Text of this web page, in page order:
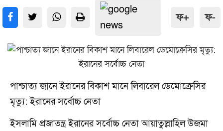
ফ+ ফ-
পাশ্চাত্য জানে ইরানের বিকাশ মানে লিবারেল ডেমোক্রেসির
মৃত্যু: ইরানের সর্বোচ্চ নেতা
ইসলামি প্রজাতন্ত্র ইরানের সর্বোচ্চ নেতা আয়াতুল্লাহিল উজমা